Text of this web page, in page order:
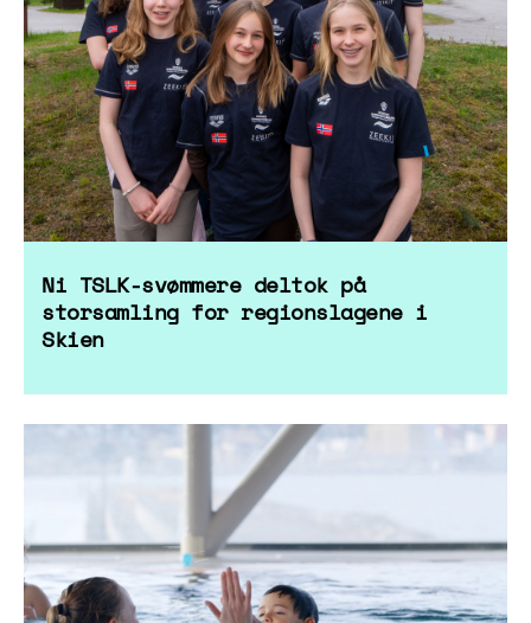
Ni TSLK-svømmere deltok på
storsamling for regionslagene i
Skien